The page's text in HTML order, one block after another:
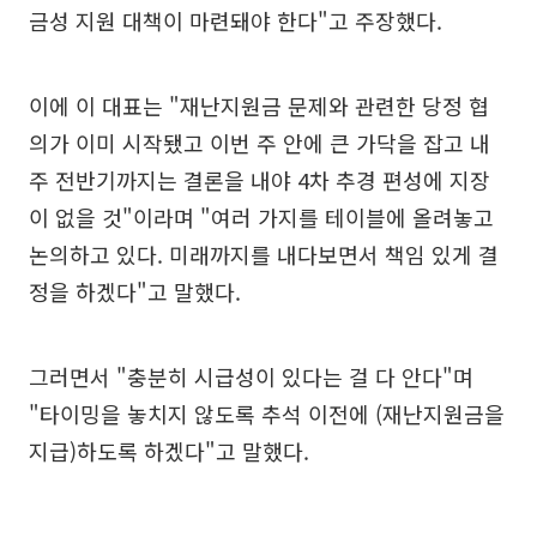
금성 지원 대책이 마련돼야 한다"고 주장했다.
이에 이 대표는 "재난지원금 문제와 관련한 당정 협
의가 이미 시작됐고 이번 주 안에 큰 가닥을 잡고 내
주 전반기까지는 결론을 내야 4차 추경 편성에 지장
이 없을 것"이라며 "여러 가지를 테이블에 올려놓고
논의하고 있다. 미래까지를 내다보면서 책임 있게 결
정을 하겠다"고 말했다.
그러면서 "충분히 시급성이 있다는 걸 다 안다"며
"타이밍을 놓치지 않도록 추석 이전에 (재난지원금을
지급)하도록 하겠다"고 말했다.